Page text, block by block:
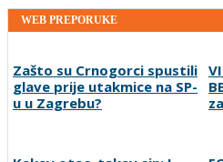
WEB PREPORUKE
Zašto su Crnogorci spustili